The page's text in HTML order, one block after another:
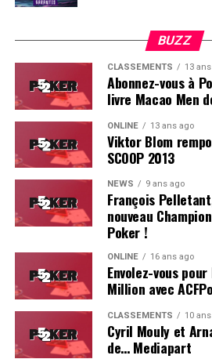
Soleau à gauche, sorti par Logghe au centre
BUZZ
CLASSEMENTS 13
Abonnez-vous à
livre Macao Men
ONLINE 13 ans ago
Viktor Blom
SCOOP 2013
NEWS 9 ans ago
François
nouveau
Poker !
ONLINE 16 ans ago
Envolez-vous
Million avec
CLASSEMENTS 10
Cyril Mouly et
de… Mediapart